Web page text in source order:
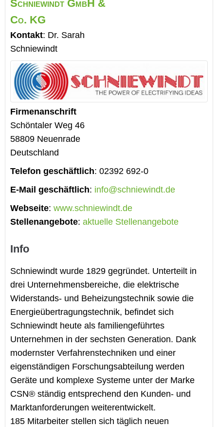
Schniewindt GmbH &
Co. KG
Kontakt: Dr. Sarah
Schniewindt
Firmenanschrift
Schöntaler Weg 46
58809 Neuenrade
Deutschland
Telefon geschäftlich: 02392 692-0
E-Mail geschäftlich: info@schniewindt.de
Webseite: www.schniewindt.de
Stellenangebote: aktuelle Stellenangebote
Info
Schniewindt wurde 1829 gegründet. Unterteilt in
drei Unternehmensbereiche, die elektrische
Widerstands- und Beheizungstechnik sowie die
Energieübertragungstechnik, befindet sich
Schniewindt heute als familiengeführtes
Unternehmen in der sechsten Generation. Dank
modernster Verfahrenstechniken und einer
eigenständigen Forschungsabteilung werden
Geräte und komplexe Systeme unter der Marke
CSN® ständig entsprechend den Kunden- und
Marktanforderungen weiterentwickelt.
185 Mitarbeiter stellen sich täglich neuen